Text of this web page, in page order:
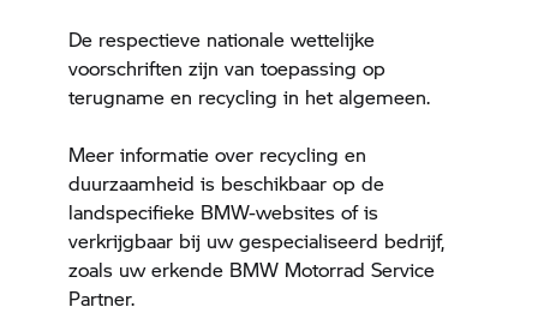
De respectieve nationale wettelijke
voorschriften zijn van toepassing op
terugname en recycling in het algemeen.
Meer informatie over recycling en
duurzaamheid is beschikbaar op de
landspecifieke BMW-websites of is
verkrijgbaar bij uw gespecialiseerd bedrijf,
zoals uw erkende BMW Motorrad Service
Partner.